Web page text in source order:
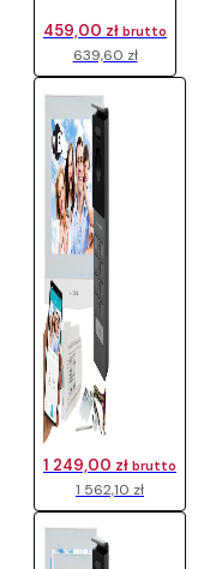
639,60 zł
459,00 zł brutto
1 562,10 zł
1 249,00 zł brutto